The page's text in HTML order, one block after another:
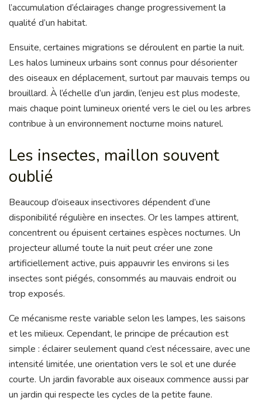
l’accumulation d’éclairages change progressivement la
qualité d’un habitat.
Ensuite, certaines migrations se déroulent en partie la nuit.
Les halos lumineux urbains sont connus pour désorienter
des oiseaux en déplacement, surtout par mauvais temps ou
brouillard. À l’échelle d’un jardin, l’enjeu est plus modeste,
mais chaque point lumineux orienté vers le ciel ou les arbres
contribue à un environnement nocturne moins naturel.
Les insectes, maillon souvent
oublié
Beaucoup d’oiseaux insectivores dépendent d’une
disponibilité régulière en insectes. Or les lampes attirent,
concentrent ou épuisent certaines espèces nocturnes. Un
projecteur allumé toute la nuit peut créer une zone
artificiellement active, puis appauvrir les environs si les
insectes sont piégés, consommés au mauvais endroit ou
trop exposés.
Ce mécanisme reste variable selon les lampes, les saisons
et les milieux. Cependant, le principe de précaution est
simple : éclairer seulement quand c’est nécessaire, avec une
intensité limitée, une orientation vers le sol et une durée
courte. Un jardin favorable aux oiseaux commence aussi par
un jardin qui respecte les cycles de la petite faune.